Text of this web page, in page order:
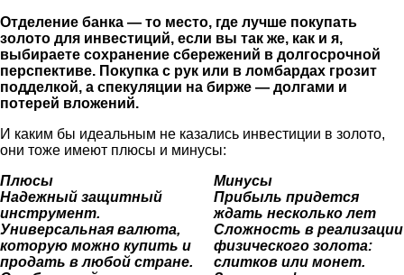
Отделение банка — то место, где лучше покупать
золото для инвестиций, если вы так же, как и я,
выбираете сохранение сбережений в долгосрочной
перспективе. Покупка с рук или в ломбардах грозит
подделкой, а спекуляции на бирже — долгами и
потерей вложений.
И каким бы идеальным не казались инвестиции в золото,
они тоже имеют плюсы и минусы:
Плюсы
Минусы
Надежный защитный
инструмент.
Прибыль придется
ждать несколько лет
Универсальная валюта,
которую можно купить и
продать в любой стране.
Сложность в реализации
физического золота:
слитков или монет.